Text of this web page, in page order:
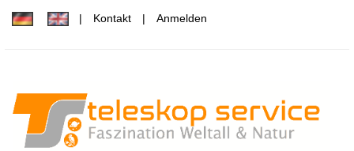
Kontakt Anmelden